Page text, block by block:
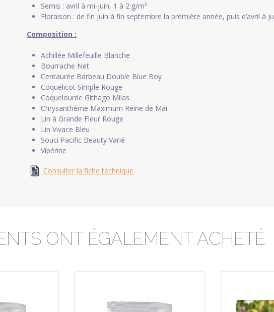
Semis : avril à mi-juin, 1 à 2 g/m²
Floraison : de fin juin à fin septembre la première année, puis d’avril à
Composition :
Achillée Millefeuille Blanche
Bourrache Net
Centaurée Barbeau Double Blue Boy
Coquelicot Simple Rouge
Coquelourde Githago Milas
Chrysanthème Maximum Reine de Mai
Lin à Grande Fleur Rouge
Lin Vivace Bleu
Souci Pacific Beauty Varié
Vipérine
Consulter la fiche technique
ONT ÉGALEMENT ACHETÉ